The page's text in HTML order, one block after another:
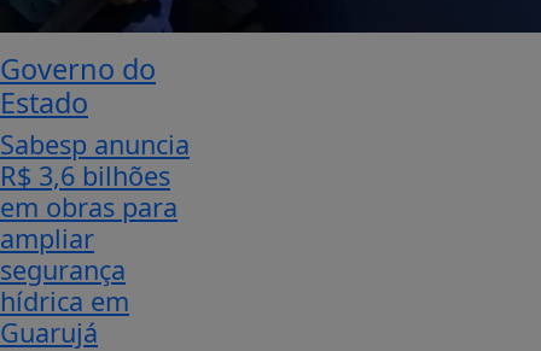
Governo do
Estado
Sabesp anuncia
R$ 3,6 bilhões
em obras para
ampliar
segurança
hídrica em
Guarujá